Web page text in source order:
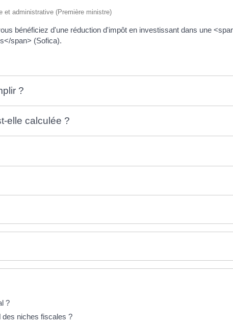
et administrative (Première ministre)
bénéficiez d'une réduction d'impôt en investissant dans une
span> (Sofica).
?
elle calculée ?
?
des niches fiscales ?